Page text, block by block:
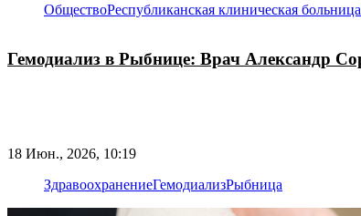
ОбществоРеспубликанская клиническая больница
Гемодиализ в Рыбнице: Врач Александр
18 Июн., 2026, 10:19
ЗдравоохранениеГемодиализРыбница